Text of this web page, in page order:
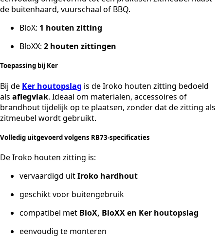
de buitenhaard, vuurschaal of BBQ.
BloX: 1 houten zitting
BloXX: 2 houten zittingen
Toepassing bij Ker
Bij de Ker houtopslag is de Iroko houten zitting bedoeld
als aflegvlak. Ideaal om materialen, accessoires of
brandhout tijdelijk op te plaatsen, zonder dat de zitting als
zitmeubel wordt gebruikt.
Volledig uitgevoerd volgens RB73-specificaties
De Iroko houten zitting is:
vervaardigd uitIroko hardhout
geschikt voor buitengebruik
compatibel met BloX, BloXX en Ker houtopslag
eenvoudig te monteren